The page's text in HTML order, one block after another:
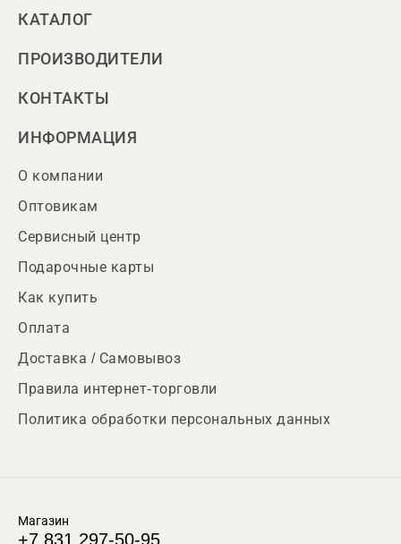
КАТАЛОГ
ПРОИЗВОДИТЕЛИ
КОНТАКТЫ
ИНФОРМАЦИЯ
О компании
Оптовикам
Сервисный центр
Подарочные карты
Как купить
Оплата
Доставка / Самовывоз
Правила интернет-торговли
Политика обработки персональных данных
Магазин
+7 831 297-50-95